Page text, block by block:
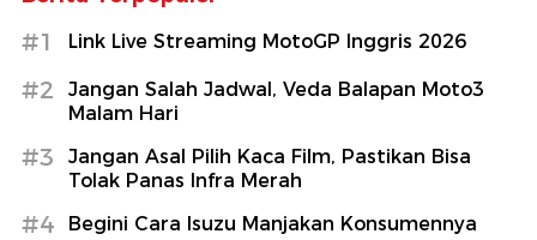
#1 Link Live Streaming MotoGP Inggris 2026
#2
Jangan Salah Jadwal, Veda Balapan Moto3
Malam Hari
#3
Jangan Asal Pilih Kaca Film, Pastikan Bisa
Tolak Panas Infra Merah
#4 Begini Cara Isuzu Manjakan Konsumennya